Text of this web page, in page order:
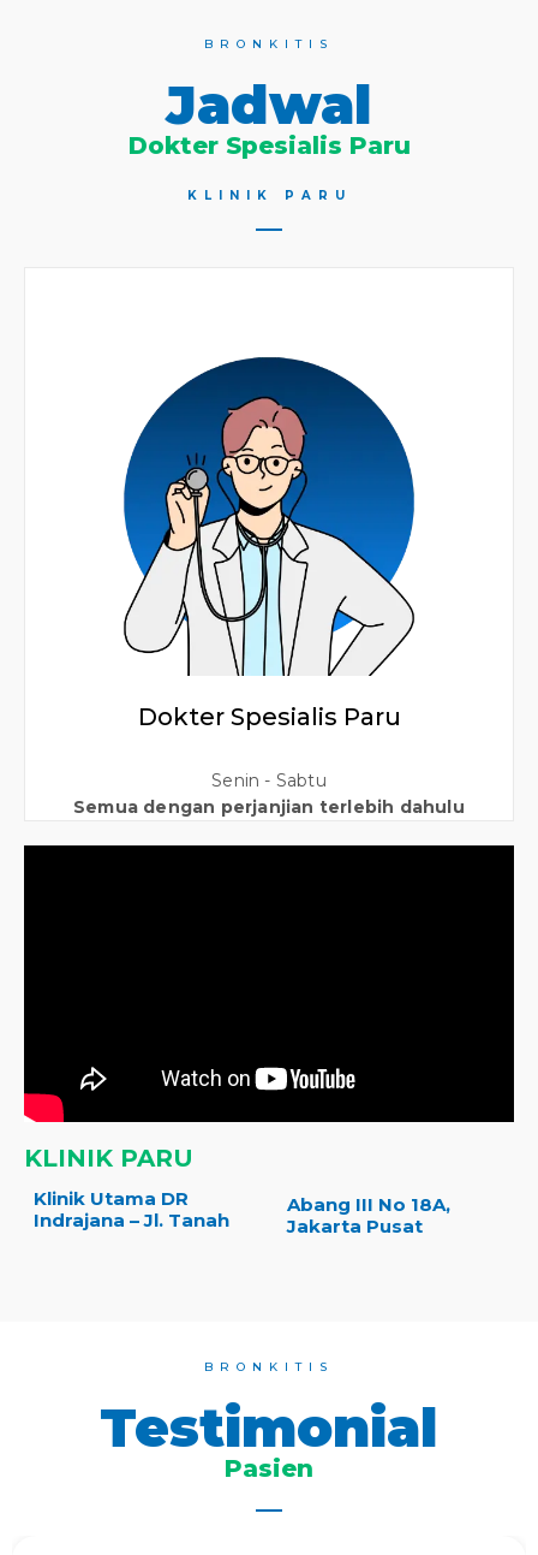
BRONKITIS
Jadwal
Dokter Spesialis Paru
KLINIK PARU
Dokter Spesialis Paru
Senin - Sabtu
Semua dengan perjanjian terlebih dahulu
KLINIK PARU
Klinik Utama DR
Indrajana – Jl. Tanah
Abang III No 18A,
Jakarta Pusat
BRONKITIS
Testimonial
Pasien